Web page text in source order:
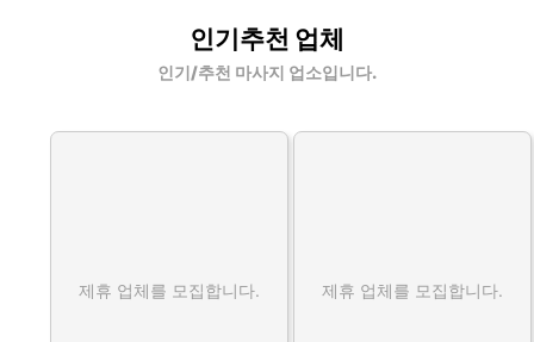
인기추천 업체
인기/추천 마사지 업소입니다.
제휴 업체를 모집합니다. 제휴 업체를 모집합니다.